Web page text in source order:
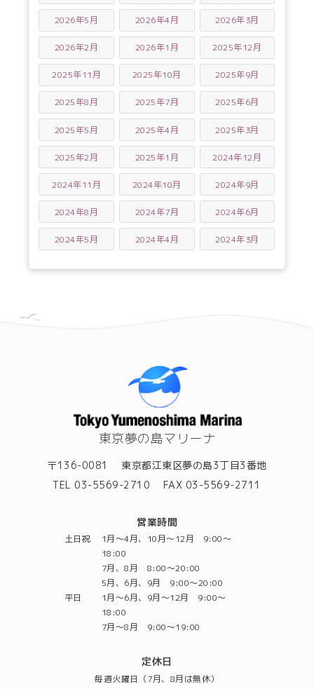
2026年5月 2026年4月 2026年3月
2026年2月 2026年1月 2025年12月
2025年11月 2025年10月 2025年9月
2025年8月 2025年7月 2025年6月
2025年5月 2025年4月 2025年3月
2025年2月 2025年1月 2024年12月
2024年11月 2024年10月 2024年9月
2024年8月 2024年7月 2024年6月
2024年5月 2024年4月 2024年3月
東京夢の島マリーナ
〒136-0081
東京都江東区夢の島3丁目3番地
TEL 03-5569-2710
FAX 03-5569-2711
営業時間
土日祝
1月～4月、10月～12月 9:00～
18:00
7月、8月 8:00～20:00
5月、6月、9月 9:00～20:00
平日
1月～6月、9月～12月 9:00～
18:00
7月～8月 9:00～19:00
定休日
毎週火曜日（7月、8月は無休）